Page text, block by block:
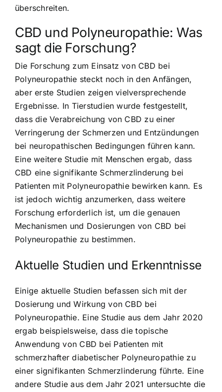
überschreiten.
CBD und Polyneuropathie: Was
sagt die Forschung?
Die Forschung zum Einsatz von CBD bei
Polyneuropathie steckt noch in den Anfängen,
aber erste Studien zeigen vielversprechende
Ergebnisse. In Tierstudien wurde festgestellt,
dass die Verabreichung von CBD zu einer
Verringerung der Schmerzen und Entzündungen
bei neuropathischen Bedingungen führen kann.
Eine weitere Studie mit Menschen ergab, dass
CBD eine signifikante Schmerzlinderung bei
Patienten mit Polyneuropathie bewirken kann. Es
ist jedoch wichtig anzumerken, dass weitere
Forschung erforderlich ist, um die genauen
Mechanismen und Dosierungen von CBD bei
Polyneuropathie zu bestimmen.
Aktuelle Studien und Erkenntnisse
Einige aktuelle Studien befassen sich mit der
Dosierung und Wirkung von CBD bei
Polyneuropathie. Eine Studie aus dem Jahr 2020
ergab beispielsweise, dass die topische
Anwendung von CBD bei Patienten mit
schmerzhafter diabetischer Polyneuropathie zu
einer signifikanten Schmerzlinderung führte. Eine
andere Studie aus dem Jahr 2021 untersuchte die